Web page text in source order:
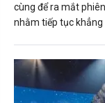
cùng để ra mắt
nhằm tiếp tục